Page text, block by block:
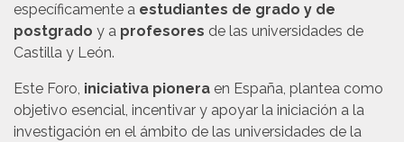
específicamente a estudiantes de grado y de
postgrado y a profesores de las universidades de
Castilla y León.
Este Foro, iniciativa pionera en España, plantea como
objetivo esencial, incentivar y apoyar la iniciación a la
investigación en el ámbito de las universidades de la